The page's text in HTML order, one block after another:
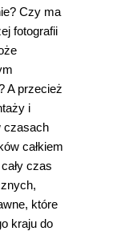
Czy ma
fotografii
A przecież
i
czasach
całkiem
czas
które
kraju do